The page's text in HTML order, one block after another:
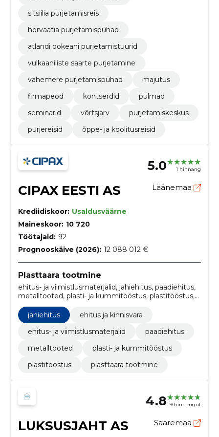
sitsiilia purjetamisreis
horvaatia purjetamispühad
atlandi ookeani purjetamistuurid
vulkaaniliste saarte purjetamine
vahemere purjetamispühad
majutus
firmapeod
kontserdid
pulmad
seminarid
võrtsjärv
purjetamiskeskus
purjereisid
õppe- ja koolitusreisid
5.0 1 hinnang
CIPAX EESTI AS Läänemaa
Krediidiskoor: Usaldusväärne
Maineskoor: 10 720
Töötajaid: 92
Prognooskäive (2026): 12 088 012 €
Plasttaara tootmine
ehitus- ja viimistlusmaterjalid, jahiehitus, paadiehitus,
metalltooted, plasti- ja kummitööstus, plastitööstus,
jahiehitus
ehitus ja kinnisvara
ehitus- ja viimistlusmaterjalid
paadiehitus
metalltooted
plasti- ja kummitööstus
plastitööstus
plasttaara tootmine
4.8 9 hinnangut
LUKSUSJAHT AS Saaremaa